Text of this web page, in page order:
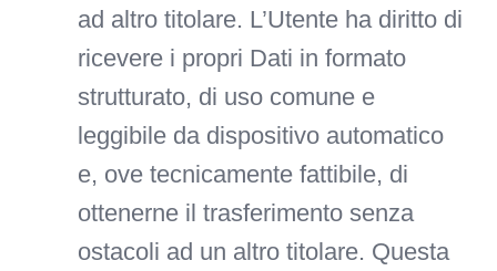
ad altro titolare. L’Utente ha diritto di
ricevere i propri Dati in formato
strutturato, di uso comune e
leggibile da dispositivo automatico
e, ove tecnicamente fattibile, di
ottenerne il trasferimento senza
ostacoli ad un altro titolare. Questa